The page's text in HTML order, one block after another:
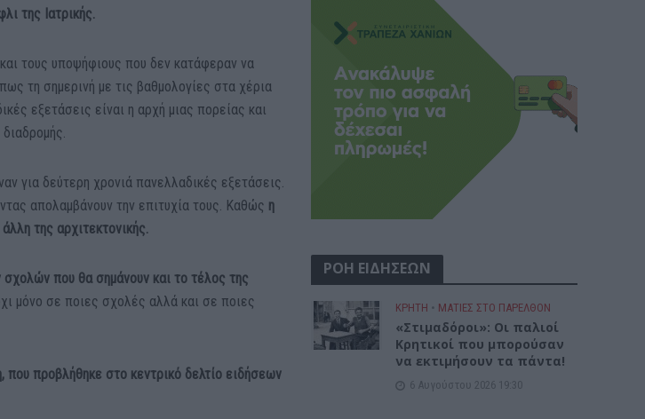
της Ιατρικής.
τους υποψήφιους που δεν κατάφεραν να
τη σημερινή με τις βαθμολογίες στα χέρια
εξετάσεις είναι η αρχή μιας πορείας και
για δεύτερη χρονιά πανελλαδικές εξετάσεις.
απολαμβάνουν την επιτυχία τους. Καθώς η
της αρχιτεκτονικής.
σχολών που θα σημάνουν και το τέλος της
μόνο σε ποιες σχολές αλλά και σε ποιες
προβλήθηκε στο κεντρικό δελτίο ειδήσεων
ΡΟΗ ΕΙΔΗΣΕΩΝ
ΚΡΗΤΗ • ΜΑΤΙΕΣ ΣΤΟ ΠΑΡΕΛΘΟΝ
«Στιμαδόροι»: Οι παλιοί
Κρητικοί που μπορούσαν
να εκτιμήσουν τα πάντα!
6 Αυγούστου 2026 19:30